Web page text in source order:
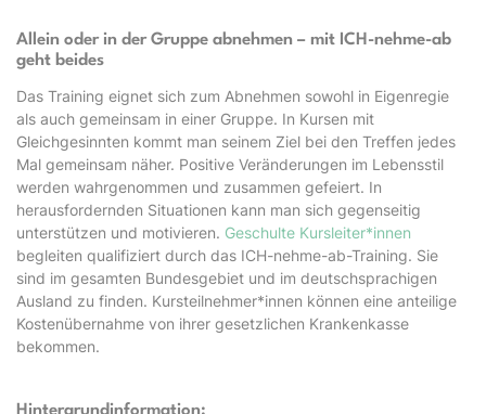
Allein oder in der Gruppe abnehmen – mit ICH-nehme-ab
geht beides
Das Training eignet sich zum Abnehmen sowohl in Eigenregie
als auch gemeinsam in einer Gruppe. In Kursen mit
Gleichgesinnten kommt man seinem Ziel bei den Treffen jedes
Mal gemeinsam näher. Positive Veränderungen im Lebensstil
werden wahrgenommen und zusammen gefeiert. In
herausfordernden Situationen kann man sich gegenseitig
unterstützen und motivieren. Geschulte Kursleiter*innen
begleiten qualifiziert durch das ICH-nehme-ab-Training. Sie
sind im gesamten Bundesgebiet und im deutschsprachigen
Ausland zu finden. Kursteilnehmer*innen können eine anteilige
Kostenübernahme von ihrer gesetzlichen Krankenkasse
bekommen.